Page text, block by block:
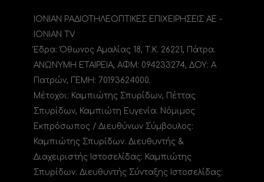
ΙΟΝΙΑΝ ΡΑΔΙΟΤΗΛΕΟΠΤΙΚΕΣ ΕΠΙΧΕΙΡΗΣΕΙΣ ΑΕ -
IONIAN TV
Έδρα: Όθωνος Αμαλίας 18, Τ.Κ. 26221, Πάτρα.
ΑΝΩΝΥΜΗ ΕΤΑΙΡΕΙΑ, ΑΦΜ: 094233274, ΔΟΥ: A
Πατρών, ΓΕΜΗ: 70193624000.
Μέτοχοι: Καμπιώτης Σπυρίδων, Πέττας
Σπυρίδων, Καμπιώτη Ευγενία. Νόμιμος
Εκπρόσωπος / Διευθύνων Σύμβουλος:
Καμπιώτης Σπυρίδων. Διευθυντής &
Διαχειριστής Ιστοσελίδας: Καμπιώτης
Σπυρίδων. Διευθυντής Σύνταξης Ιστοσελίδας: